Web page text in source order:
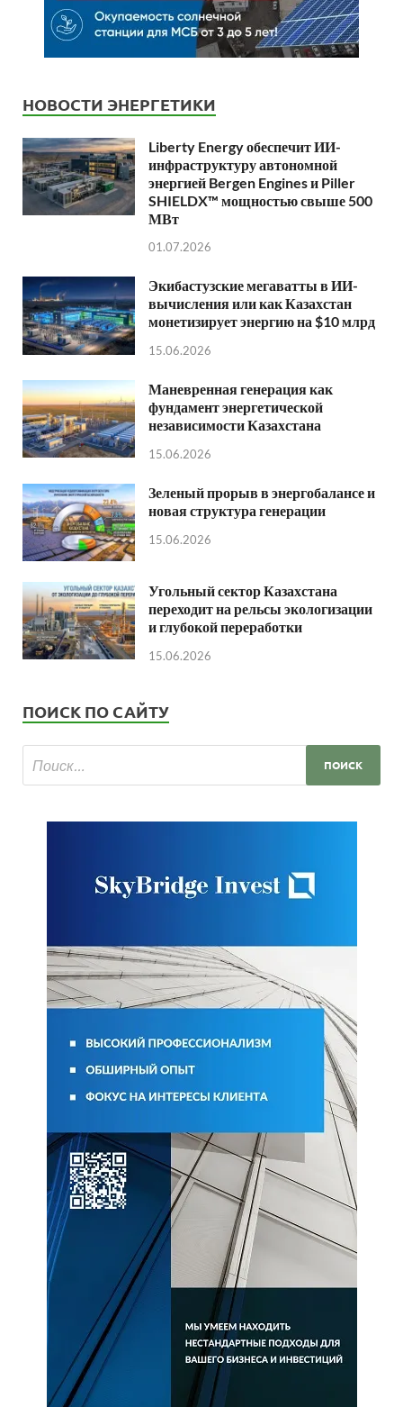
НОВОСТИ ЭНЕРГЕТИКИ
Liberty Energy обеспечит ИИ-
инфраструктуру автономной
энергией Bergen Engines и Piller
SHIELDX™ мощностью свыше 500
МВт
01.07.2026
Экибастузские мегаватты в ИИ-
вычисления или как Казахстан
монетизирует энергию на $10 млрд
15.06.2026
Маневренная генерация как
фундамент энергетической
независимости Казахстана
15.06.2026
Зеленый прорыв в энергобалансе и
новая структура генерации
15.06.2026
Угольный сектор Казахстана
переходит на рельсы экологизации
и глубокой переработки
15.06.2026
ПОИСК ПО САЙТУ